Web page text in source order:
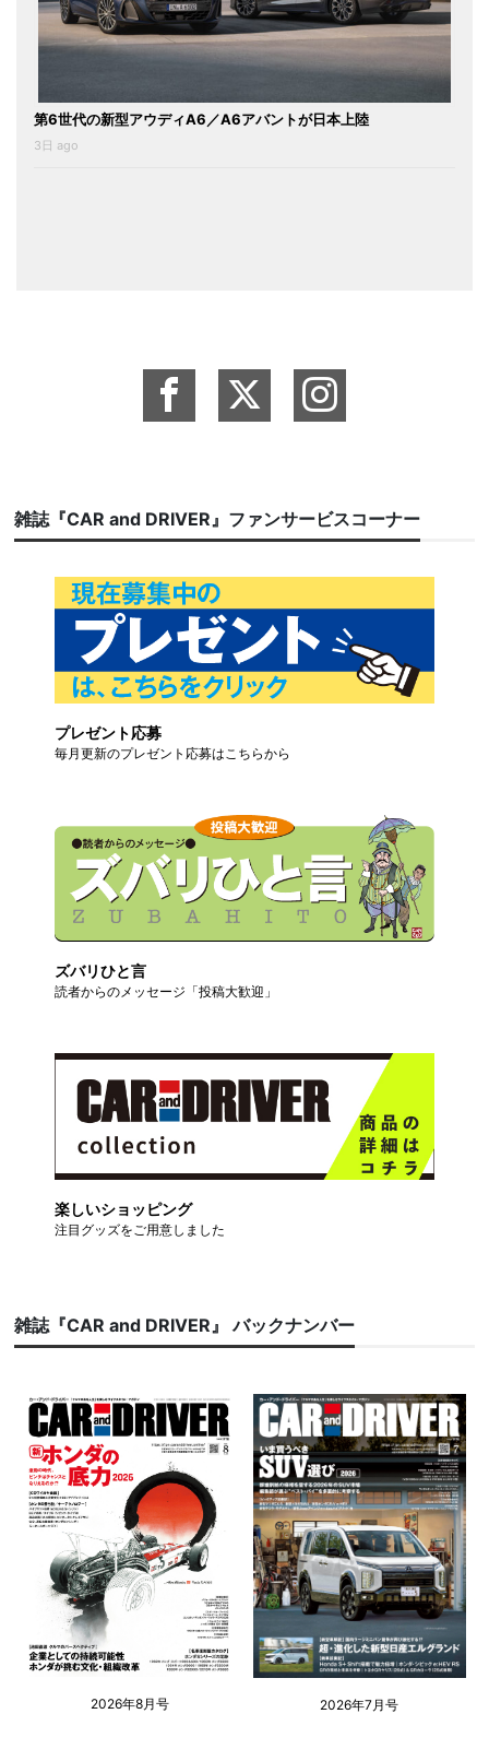
第6世代の新型アウディA6／A6アバントが日本上陸
3日 ago
雑誌『CAR and DRIVER』ファンサービスコーナー
プレゼント応募
毎月更新のプレゼント応募はこちらから
ズバリひと言
読者からのメッセージ「投稿大歓迎」
楽しいショッピング
注目グッズをご用意しました
雑誌『CAR and DRIVER』 バックナンバー
2026年8月号 2026年7月号